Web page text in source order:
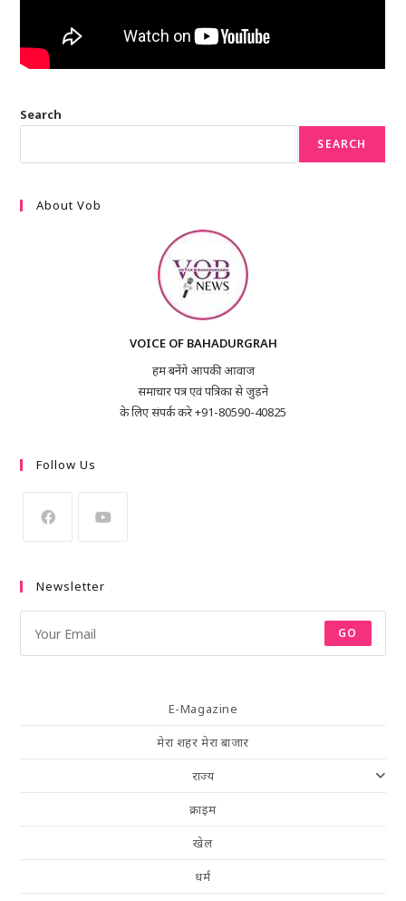
Search
SEARCH
About Vob
VOICE OF BAHADURGRAH
हम बनेंगे आपकी आवाज
समाचार पत्र एवं पत्रिका से जुड़ने
के लिए संपर्क करे +91-80590-40825
Follow Us
Newsletter
GO
E-Magazine
मेरा शहर मेरा बाजार
राज्य
क्राइम
खेल
धर्म